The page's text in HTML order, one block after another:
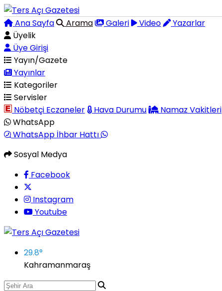
Ana Sayfa Arama Galeri Video
Yazarlar
Üyelik
Üye Girişi
Yayın/Gazete
Yayınlar
Kategoriler
Servisler
Nöbetçi Eczaneler
Hava Durumu Namaz Vakitleri
WhatsApp
WhatsApp İhbar Hattı
Sosyal Medya
Facebook
Instagram
Youtube
29.8°
Kahramanmaraş